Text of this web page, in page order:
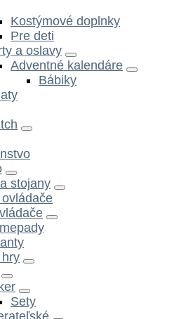
Kostýmové doplnky
Pre deti
a oslavy
Adventné kalendáre
Bábiky
stojany
ovládače
Sety